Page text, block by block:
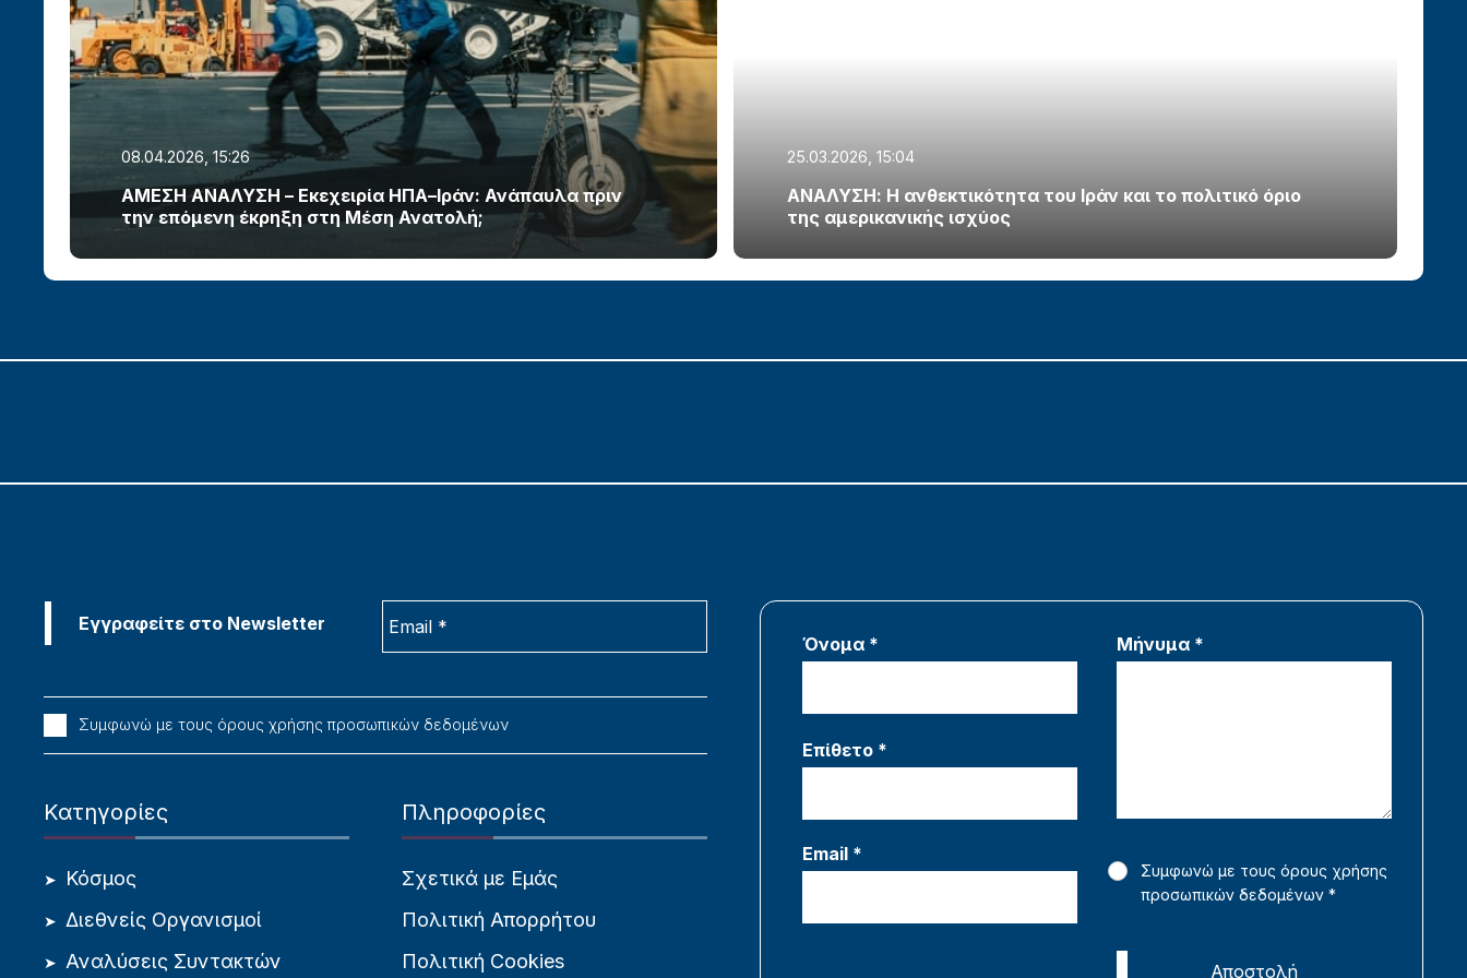
08.04.2026, 15:26
ΑΜΕΣΗ ΑΝΑΛΥΣΗ – Εκεχειρία ΗΠΑ–Ιράν: Ανάπαυλα πριν
την επόμενη έκρηξη στη Μέση Ανατολή;
25.03.2026, 15:04
ΑΝΑΛΥΣΗ: Η ανθεκτικότητα του Ιράν και το πολιτικό όριο
της αμερικανικής ισχύος
Συμφωνώ με τους όρους χρήσης προσωπικών δεδομένων
Κατηγορίες
Κόσμος
Διεθνείς Οργανισμοί
Αναλύσεις Συντακτών
Πληροφορίες
Σχετικά με Εμάς
Πολιτική Απορρήτου
Πολιτική Cookies
Όνομα *
Επίθετο *
Email *
Μήνυμα *
Συμφωνώ με τους όρους χρήσης
προσωπικών δεδομένων *
Αποστολή